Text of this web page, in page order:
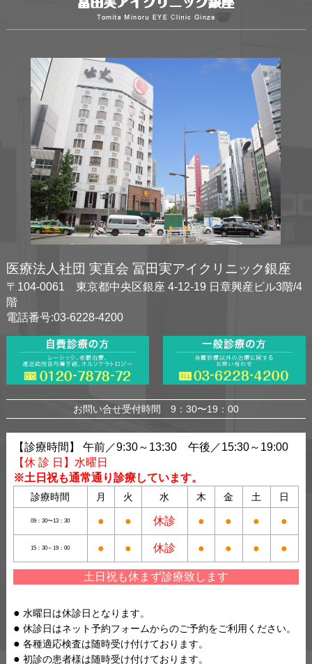
医療法人社団 実直会 冨田実アイクリニック銀座
〒104-0061 東京都中央区銀座 4-12-19 日章興産ビル3階/4
階
電話番号:03-6228-4200
お問い合せ受付時間 9：30〜19：00
【診療時間】 午前／9:30～13:30 午後／15:30～19:00
【休 診 日】水曜日
※土日祝も通常通り診療しています。
診療時間 月 火 水 木 金 土 日
09：30〜13：30 ● ● 休診 ● ● ● ●
15：30～19：00 ● ● 休診 ● ● ● ●
土日祝も休まず診療致します
水曜日は休診日となります。
休診日はネット予約フォームからのご予約をご利用ください。
各種適応検査は随時受け付けております。
初診の患者様は随時受け付けております。